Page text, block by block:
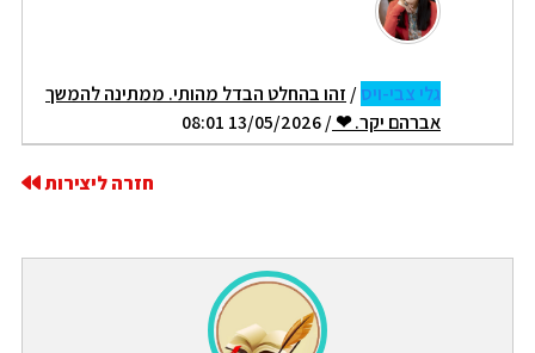
גלי צבי-ויס/ זהו בהחלט הבדל מהותי. ממתינה להמשך
אברהם יקר. ❤/ 13/05/2026 08:01
חזרה ליצירות